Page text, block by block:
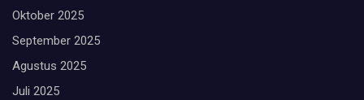
Oktober 2025
September 2025
Agustus 2025
Juli 2025